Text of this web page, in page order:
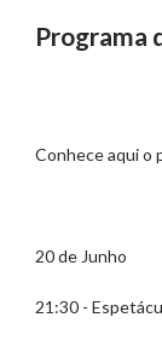
Programa
Conhece aqui o
20 de Junho
21:30 -